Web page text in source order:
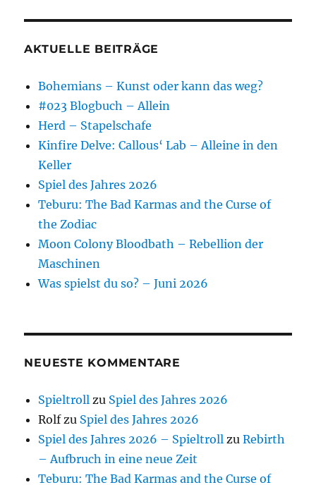
AKTUELLE BEITRÄGE
Bohemians – Kunst oder kann das weg?
#023 Blogbuch – Allein
Herd – Stapelschafe
Kinfire Delve: Callous‘ Lab – Alleine in den
Keller
Spiel des Jahres 2026
Teburu: The Bad Karmas and the Curse of
the Zodiac
Moon Colony Bloodbath – Rebellion der
Maschinen
Was spielst du so? – Juni 2026
NEUESTE KOMMENTARE
Spieltroll zu Spiel des Jahres 2026
Rolfzu Spiel des Jahres 2026
Spiel des Jahres 2026 – Spieltroll zuRebirth
– Aufbruch in eine neue Zeit
Teburu: The Bad Karmas and the Curse of